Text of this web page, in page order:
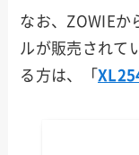
なお、ZOWIEか
ルが販売されて
る方は、「